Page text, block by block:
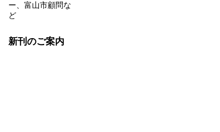
ー、富山市顧問な
ど
新刊のご案内